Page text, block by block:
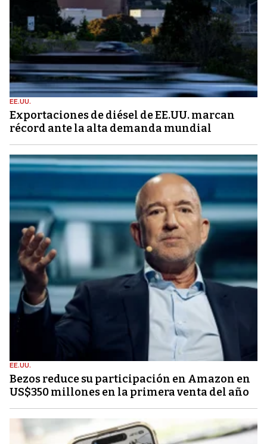
EE.UU.
Exportaciones de diésel de EE.UU. marcan
récord ante la alta demanda mundial
EE.UU.
Bezos reduce su participación en Amazon en
US$350 millones en la primera venta del año